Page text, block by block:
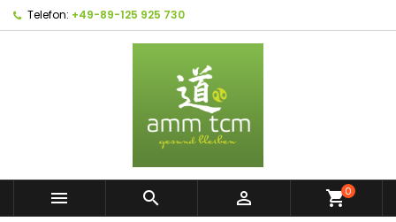
Telefon: +49-89-125 925 730
   shopping_cart0